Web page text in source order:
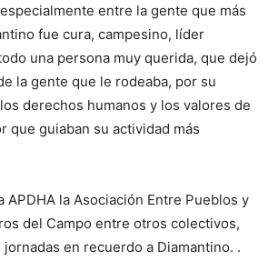
entre la gente que más
fue cura, campesino, líder
una persona muy querida, que dejó
la gente que le rodeaba, por su
derechos humanos y los valores de
que guiaban su actividad más
APDHA la Asociación Entre Pueblos y
del Campo entre otros colectivos,
en recuerdo a Diamantino. .